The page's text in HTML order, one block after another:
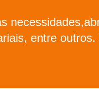
entre outros.